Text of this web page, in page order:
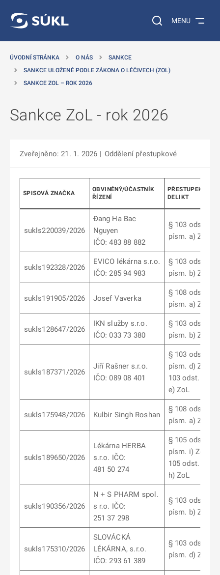
Vyhledávání na
MENU
ÚVODNÍ STRÁNKA O NÁS
SANKCE
SANKCE ULOŽENÉ PODLE ZÁKONA O LÉČIVECH (ZOL)
SANKCE ZOL – ROK 2026
Sankce ZoL - rok 2026
Zveřejněno: 21. 1. 2026 | Oddělení přestupkové
SPISOVÁ ZNAČKA
OBVINĚNÝ/ÚČASTNÍK
ŘÍZENÍ
PŘESTUPEK/
DELIKT
sukls220039/2026
Đang Ha Bac
Nguyen
IČO: 483 88 882
§ 103 odst. 1
písm. a) ZoL
sukls192328/2026
EVICO lékárna s.r.o.
IČO: 285 94 983
§ 103 odst. 7
písm. b) ZoL
sukls191905/2026 Josef Vaverka
§ 108 odst. 1
písm. a) ZoL
sukls128647/2026
IKN služby s.r.o.
IČO: 033 73 380
§ 103 odst. 7
písm. b) ZoL
sukls187371/2026
Jiří Rašner s.r.o.
IČO: 089 08 401
§ 103 odst. 12
písm. d) ZoL, §
103 odst. 12
e) ZoL
sukls175948/2026 Kulbir Singh Roshan
§ 108 odst. 1
písm. a) ZoL
sukls189650/2026
Lékárna HERBA
s.r.o. IČO:
481 50 274
§ 105 odst. 2
písm. i) ZoL, §
105 odst. 2
h) ZoL
sukls190356/2026
N + S PHARM spol.
s r.o. IČO:
251 37 298
§ 103 odst. 7
písm. b) ZoL
sukls175310/2026
SLOVÁCKÁ
LÉKÁRNA, s.r.o.
IČO: 293 61 389
§ 103 odst. 6
písm. d) ZoL